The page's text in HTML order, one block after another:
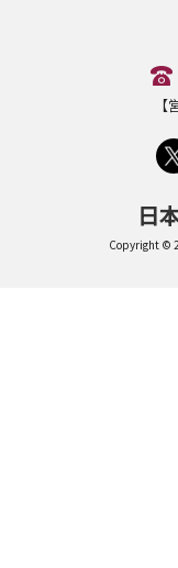
日
Copyright ©